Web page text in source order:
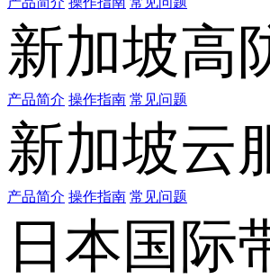
新加坡高
产品简介 操作指南 常见问题
新加坡云
产品简介 操作指南 常见问题
日本国际